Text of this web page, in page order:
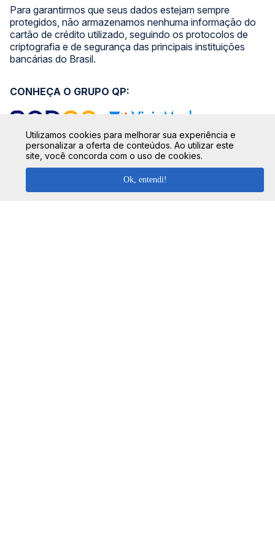
Para garantirmos que seus dados estejam sempre
protegidos, não armazenamos nenhuma informação do
cartão de crédito utilizado, seguindo os protocolos de
criptografia e de segurança das principais instituições
bancárias do Brasil.
SIGA NOSSAS REDES SOCIAIS:
CONHEÇA O GRUPO QP:
Utilizamos cookies para melhorar sua experiência e
personalizar a oferta de conteúdos. Ao utilizar este
site, você concorda com o uso de cookies.
Ok, entendi!